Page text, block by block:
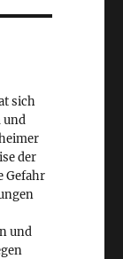
sich
und
der
Gefahr
und